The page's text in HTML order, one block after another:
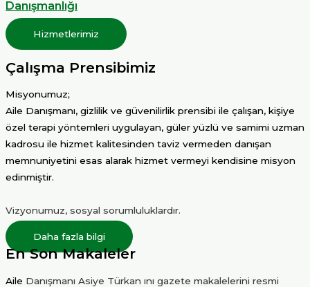
Danışmanlığı
Hizmetlerimiz
Çalışma Prensibimiz
Misyonumuz;
Aile Danışmanı, gizlilik ve güvenilirlik prensibi ile çalışan, kişiye
özel terapi yöntemleri uygulayan, güler yüzlü ve samimi uzman
kadrosu ile hizmet kalitesinden taviz vermeden danışan
memnuniyetini esas alarak hizmet vermeyi kendisine misyon
edinmiştir.
Vizyonumuz, sosyal sorumluluklardır.
Daha fazla bilgi
En Son Makaleler
Aile Danışmanı Asiye Türkan ını gazete makalelerini resmi